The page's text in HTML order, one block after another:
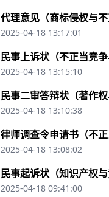
代理意见（商标侵权与
2025-04-18 13:17:01
民事上诉状（不正当竞
2025-04-18 13:15:10
民事二审答辩状（著作
2025-04-18 13:10:38
律师调查令申请书（不
2025-04-18 13:08:02
民事起诉状（知识产权
2025-04-18 09:41:00